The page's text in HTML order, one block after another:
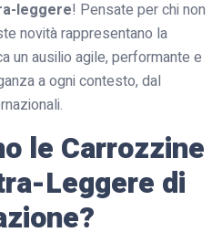
leggere! Pensate per chi non
novità rappresentano la
un ausilio agile, performante e
a ogni contesto, dal
le Carrozzine
Leggere di